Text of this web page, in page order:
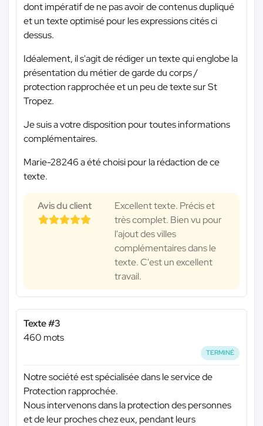
dont impératif de ne pas avoir de contenus dupliqué
et un texte optimisé pour les expressions cités ci
dessus.
Idéalement, il s'agit de rédiger un texte qui englobe la
présentation du métier de garde du corps /
protection rapprochée et un peu de texte sur St
Tropez.
Je suis a votre disposition pour toutes informations
complémentaires.
Marie-28246 a été choisi pour la rédaction de ce
texte.
Avis du client
Excellent texte. Précis et
très complet. Bien vu pour
l'ajout des villes
complémentaires dans le
texte. C'est un excellent
travail.
Texte #3
460 mots
TERMINÉ
Notre société est spécialisée dans le service de
Protection rapprochée.
Nous intervenons dans la protection des personnes
et de leur proches chez eux, pendant leurs